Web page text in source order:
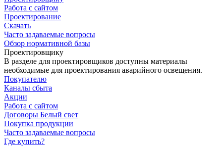
Работа с сайтом
Проектирование
Скачать
Часто задаваемые вопросы
Обзор нормативной базы
Проектировщику
В разделе для проектировщиков доступны материалы
необходимые для проектирования аварийного освещения.
Покупателю
Каналы сбыта
Акции
Работа с сайтом
Договоры Белый свет
Покупка продукции
Часто задаваемые вопросы
Где купить?